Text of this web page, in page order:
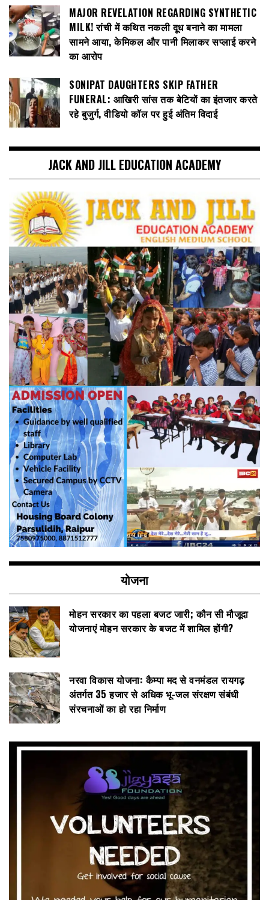
MAJOR REVELATION REGARDING SYNTHETIC
MILK! रांची में कथित नकली दूध बनाने का मामला
सामने आया, केमिकल और पानी मिलाकर सप्लाई करने
का आरोप
SONIPAT DAUGHTERS SKIP FATHER
FUNERAL: आखिरी सांस तक बेटियों का इंतजार करते
रहे बुजुर्ग, वीडियो कॉल पर हुई अंतिम विदाई
JACK AND JILL EDUCATION ACADEMY
योजना
मोहन सरकार का पहला बजट जारी; कौन सी मौजूदा
योजनाएं मोहन सरकार के बजट में शामिल होंगी?
नरवा विकास योजना: कैम्पा मद से वनमंडल रायगढ़
अंतर्गत 35 हजार से अधिक भू-जल संरक्षण संबंधी
संरचनाओं का हो रहा निर्माण